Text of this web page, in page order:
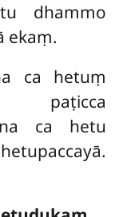
dhammo
ekaṃ.
ca hetuṃ
paṭicca
ca hetu